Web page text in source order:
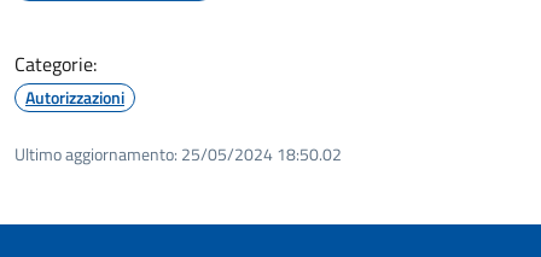
Categorie:
Autorizzazioni
Ultimo aggiornamento: 25/05/2024 18:50.02